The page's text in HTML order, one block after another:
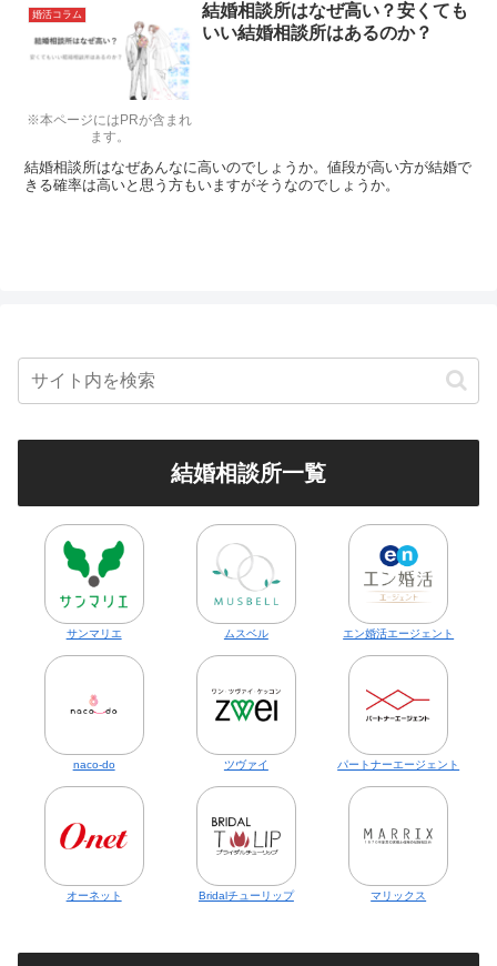
※本ページにはPRが含まれ
ます。
婚活コラム
結婚相談所はなぜ高い？安くても
いい結婚相談所はあるのか？
結婚相談所はなぜあんなに高いのでしょうか。値段が高い方が結婚で
きる確率は高いと思う方もいますがそうなのでしょうか。
結婚相談所一覧
サンマリエ ムスベル エン婚活エージェント
naco-do ツヴァイ パートナーエージェント
オーネット Bridalチューリップ マリックス